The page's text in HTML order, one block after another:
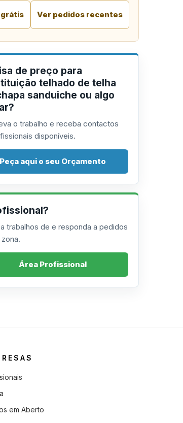
Ver pedidos recentes
de preço para
telhado de telha
sanduiche ou algo
o trabalho e receba contactos
disponíveis.
Peça aqui o seu Orçamento
trabalhos de e responda a pedidos
Área Profissional
em Aberto